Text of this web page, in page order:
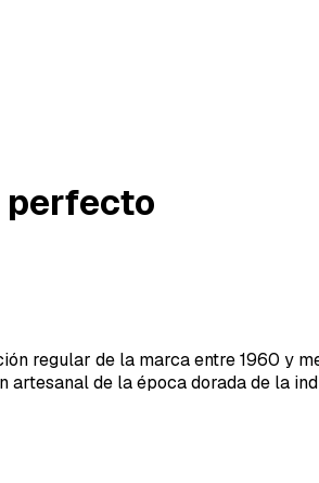
perfecto
regular de la marca entre 1960 y
de la época dorada de la